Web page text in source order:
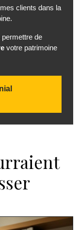
clients dans la
de
votre patrimoine